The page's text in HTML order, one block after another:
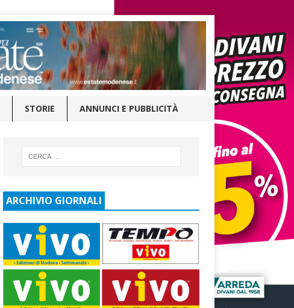
STORIE ANNUNCI E PUBBLICITÀ
ARCHIVIO GIORNALI